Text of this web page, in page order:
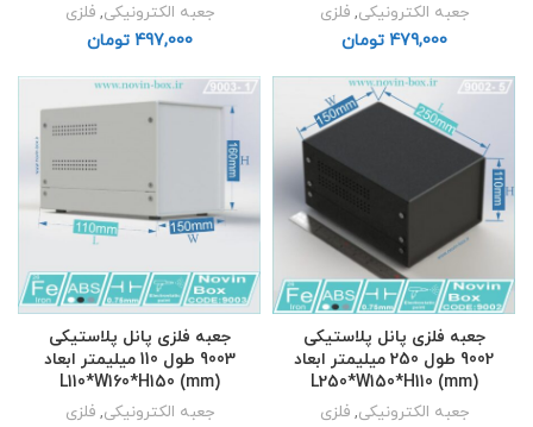
جعبه الکترونیکی,فلزی
تومان
جعبه الکترونیکی,فلزی
تومان
جعبه فلزی پانل پلاستیکی
9002 طول 250 میلیمتر ابعاد
L250*W150*H110 (mm)
جعبه الکترونیکی,فلزی
جعبه فلزی پانل پلاستیکی
9003 طول 110 میلیمتر ابعاد
L110*W160*H150 (mm)
جعبه الکترونیکی,فلزی